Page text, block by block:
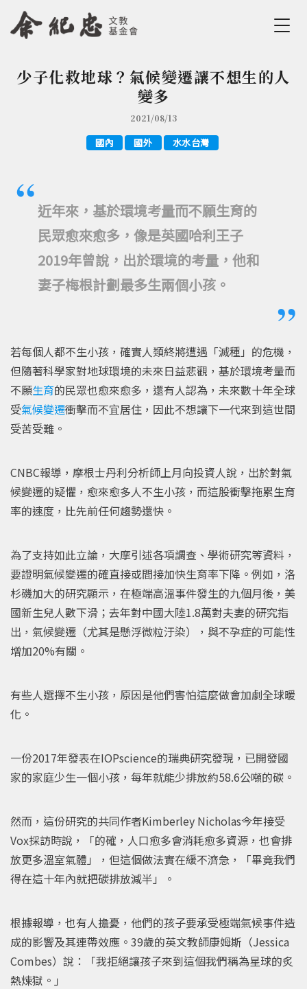
Jump to Navigation
Jump to Main content
您在這裡
少子化救地球？氣候變遷讓不想生的人
變多
2021/08/13
國內 國外 水水台灣
近年來，基於環境考量而不願生育的
民眾愈來愈多，像是英國哈利王子
2019年曾說，出於環境的考量，他和
妻子梅根計劃最多生兩個小孩。
若每個人都不生小孩，確實人類終將遭遇「滅種」的危機，
但隨著科學家對地球環境的未來日益悲觀，基於環境考量而
不願生育的民眾也愈來愈多，還有人認為，未來數十年全球
受氣候變遷衝擊而不宜居住，因此不想讓下一代來到這世間
受苦受難。
CNBC報導，摩根士丹利分析師上月向投資人說，出於對氣
候變遷的疑懼，愈來愈多人不生小孩，而這股衝擊拖累生育
率的速度，比先前任何趨勢還快。
為了支持如此立論，大摩引述各項調查、學術研究等資料，
要證明氣候變遷的確直接或間接加快生育率下降。例如，洛
杉磯加大的研究顯示，在極端高溫事件發生的九個月後，美
國新生兒人數下滑；去年對中國大陸1.8萬對夫妻的研究指
出，氣候變遷（尤其是懸浮微粒汙染），與不孕症的可能性
增加20%有關。
有些人選擇不生小孩，原因是他們害怕這麼做會加劇全球暖
化。
一份2017年發表在IOPscience的瑞典研究發現，已開發國
家的家庭少生一個小孩，每年就能少排放約58.6公噸的碳。
然而，這份研究的共同作者Kimberley Nicholas今年接受
Vox採訪時說，「的確，人口愈多會消耗愈多資源，也會排
放更多溫室氣體」，但這個做法實在緩不濟急，「畢竟我們
得在這十年內就把碳排放減半」。
根據報導，也有人擔憂，他們的孩子要承受極端氣候事件造
成的影響及其連帶效應。39歲的英文教師康姆斯（Jessica
Combes）說：「我拒絕讓孩子來到這個我們稱為星球的炙
熱煉獄。」